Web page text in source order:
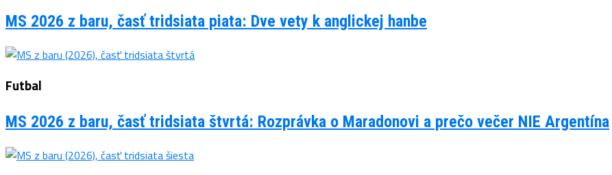
MS 2026 z baru, časť tridsiata piata: Dve vety k anglickej hanbe
Futbal
MS 2026 z baru, časť tridsiata štvrtá: Rozprávka o Maradonovi a prečo večer NIE Argentína